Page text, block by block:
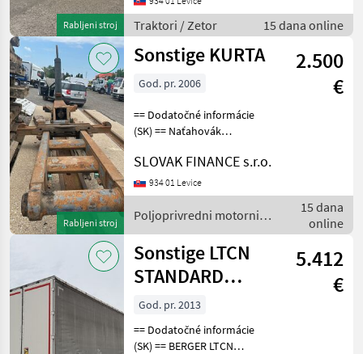
Rabljeni stroj
vzpera, zadná uzávierka
diferenciálu, vpredu
Traktori / Zetor 15 dana online
Rabljeni stroj
Sonstige KURTA
2.500
€
God. pr. 2006
== Dodatočné informácie
(SK) == Naťahovák
2500, -EUR Poljoprivredni
motorni strojevi Nošeni
dvorišni utovarivač
SLOVAK FINANCE s.r.o.
934 01 Levice
Poljoprivredni motorni
strojevi / Sonstige
15 dana
online
Sonstige LTCN
STANDARD
LIGHT MULDA
VIN 437
5.412
€
God. pr. 2013
== Dodatočné informácie
(SK) == BERGER LTCN